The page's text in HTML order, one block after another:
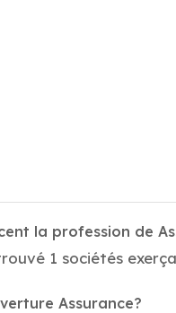
la profession de
1 sociétés
Assurance?